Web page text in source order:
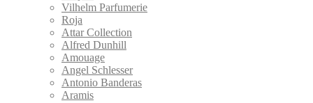
Vilhelm Parfumerie
Roja
Attar Collection
Alfred Dunhill
Amouage
Angel Schlesser
Antonio Banderas
Aramis